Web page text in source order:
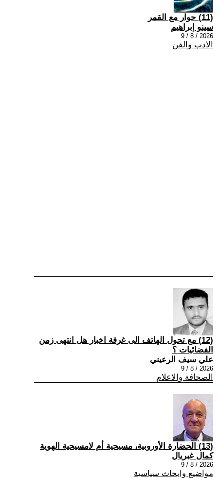
(11) حوار مع القمر
سينو إبراهيم
2026 / 8 / 9
الادب والفن
(12) مع تحول الهاتف الى غرفة اخبار هل انتهى زمن
الفضائيات ؟
علي سيف الرعيني
2026 / 8 / 9
الصحافة والاعلام
(13) الحضارة الأوروبية، مسيحية أم لامسيحية الهوية
كمال غبريال
2026 / 8 / 9
مواضيع وابحاث سياسية